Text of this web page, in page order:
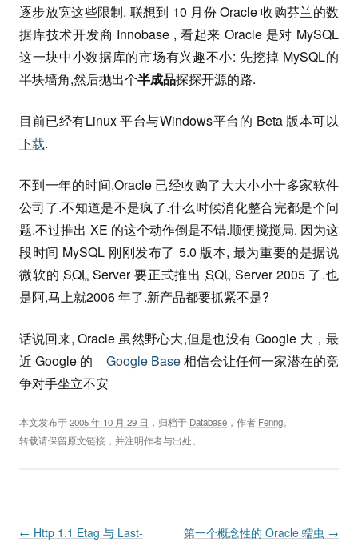
逐步放宽这些限制. 联想到 10 月份 Oracle 收购芬兰的数
据库技术开发商 Innobase , 看起来 Oracle 是对 MySQL
这一块中小数据库的市场有兴趣不小: 先挖掉 MySQL的
半块墙角,然后抛出个半成品探探开源的路.
目前已经有Linux 平台与Windows平台的 Beta 版本可以
下载.
不到一年的时间,Oracle 已经收购了大大小小十多家软件
公司了.不知道是不是疯了.什么时候消化整合完都是个问
题.不过推出 XE 的这个动作倒是不错.顺便搅搅局. 因为这
段时间 MySQL 刚刚发布了 5.0 版本, 最为重要的是据说
微软的SQL Server 要正式推出 SQLServer 2005 了.也
是阿,马上就2006 年了.新产品都要抓紧不是?
话说回来, Oracle 虽然野心大,但是也没有 Google 大，最
近 Google 的 Google Base相信会让任何一家潜在的竞
争对手坐立不安
本文发布于2005 年 10 月 29 日 ，归档于 Database ，作者 Fenng。
转载请保留原文链接，并注明作者与出处。
Post navigation
← Http 1.1 Etag 与 Last-
第一个概念性的 Oracle 蠕虫 →